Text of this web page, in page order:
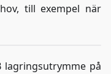
till exempel när
lagringsutrymme på